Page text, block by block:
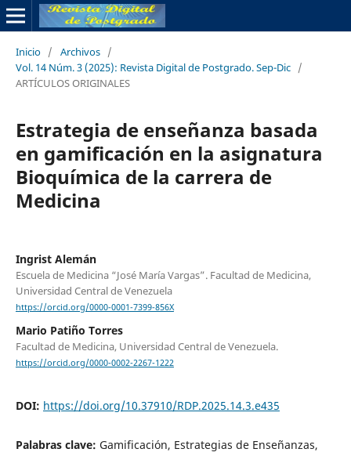
Inicio / Archivos /
Vol. 14 Núm. 3 (2025): Revista Digital de Postgrado. Sep-Dic /
ARTÍCULOS ORIGINALES
Estrategia de enseñanza basada
en gamificación en la asignatura
Bioquímica de la carrera de
Medicina
Ingrist Alemán
Escuela de Medicina “José María Vargas”. Facultad de Medicina,
Universidad Central de Venezuela
https://orcid.org/0000-0001-7399-856X
Mario Patiño Torres
Facultad de Medicina, Universidad Central de Venezuela.
https://orcid.org/0000-0002-2267-1222
DOI: https://doi.org/10.37910/RDP.2025.14.3.e435
Palabras clave: Gamificación, Estrategias de Enseñanzas,